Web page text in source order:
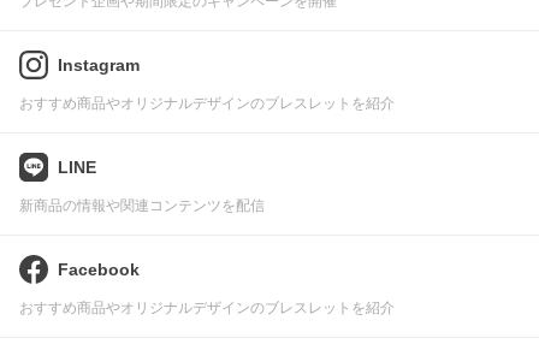
Instagram
おすすめ商品やオリジナルデザインのブレスレットを紹介
LINE
新商品の情報や関連コンテンツを配信
Facebook
おすすめ商品やオリジナルデザインのブレスレットを紹介